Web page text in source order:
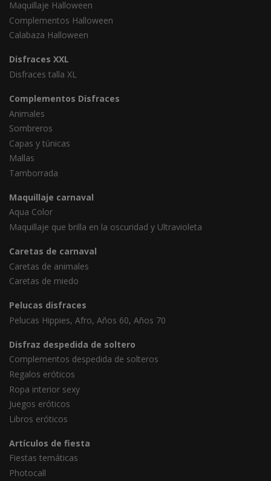
Maquillaje Halloween
Complementos Halloween
Calabaza Halloween
Disfraces XXL
Disfraces talla XL
Complementos Disfraces
Animales
Sombreros
Capas y túnicas
Mallas
Tamborrada
Maquillaje carnaval
Aqua Color
Maquillaje que brilla en la oscuridad y Ultravioleta
Caretas de carnaval
Caretas de animales
Caretas de miedo
Pelucas disfraces
Pelucas Hippies, Afro, Años 60, Años 70
Disfraz despedida de soltero
Complementos despedida de solteros
Regalos eróticos
Ropa interior sexy
Juegos eróticos
Libros eróticos
Artículos de fiesta
Fiestas temáticas
Photocall